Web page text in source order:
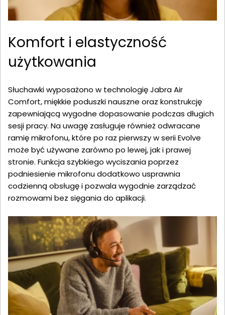
Komfort i elastyczność
użytkowania
Słuchawki wyposażono w technologię Jabra Air
Comfort, miękkie poduszki nauszne oraz konstrukcję
zapewniającą wygodne dopasowanie podczas długich
sesji pracy. Na uwagę zasługuje również odwracane
ramię mikrofonu, które po raz pierwszy w serii Evolve
może być używane zarówno po lewej, jak i prawej
stronie. Funkcja szybkiego wyciszania poprzez
podniesienie mikrofonu dodatkowo usprawnia
codzienną obsługę i pozwala wygodnie zarządzać
rozmowami bez sięgania do aplikacji.